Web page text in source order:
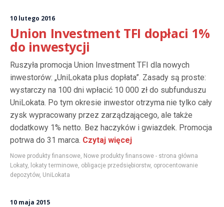
10 lutego 2016
Union Investment TFI dopłaci 1%
do inwestycji
Ruszyła promocja Union Investment TFI dla nowych
inwestorów: „UniLokata plus dopłata”. Zasady są proste:
wystarczy na 100 dni wpłacić 10 000 zł do subfunduszu
UniLokata. Po tym okresie inwestor otrzyma nie tylko cały
zysk wypracowany przez zarządzającego, ale także
dodatkowy 1% netto. Bez haczyków i gwiazdek. Promocja
potrwa do 31 marca. Czytaj więcej
Nowe produkty finansowe, Nowe produkty finansowe - strona główna
Lokaty, lokaty terminowe, obligacje przedsiębiorstw, oprocentowanie
depozytów, UniLokata
10 maja 2015